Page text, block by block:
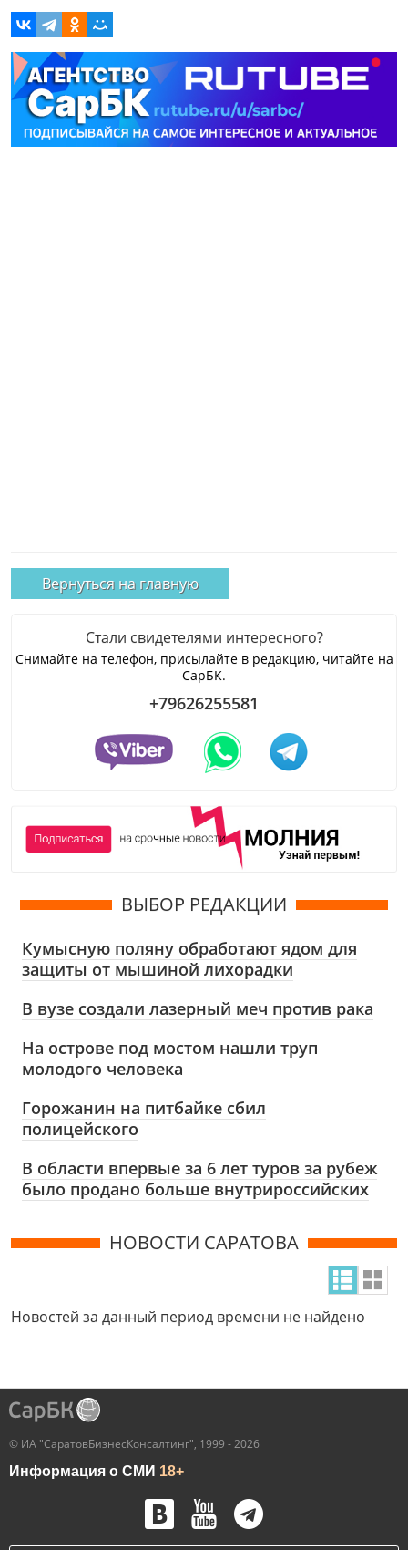
Вернуться на главную
Стали свидетелями интересного?
Снимайте на телефон, присылайте в редакцию, читайте на
СарБК.
+79626255581
ВЫБОР РЕДАКЦИИ
Кумысную поляну обработают ядом для
защиты от мышиной лихорадки
В вузе создали лазерный меч против рака
На острове под мостом нашли труп
молодого человека
Горожанин на питбайке сбил
полицейского
В области впервые за 6 лет туров за рубеж
было продано больше внутрироссийских
НОВОСТИ САРАТОВА
Новостей за данный период времени не найдено
© ИА "СаратовБизнесКонсалтинг", 1999 - 2026
Информация о СМИ 18+